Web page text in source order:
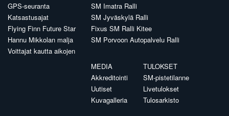
GPS-seuranta
Katsastusajat
Flying Finn Future Star
Hannu Mikkolan malja
Voittajat kautta aikojen
SM Imatra Ralli
SM Jyväskylä Ralli
Fixus SM Ralli Kitee
SM Porvoon Autopalvelu Ralli
MEDIA
Akkreditointi
Uutiset
Kuvagalleria
TULOKSET
SM-pistetilanne
Livetulokset
Tulosarkisto